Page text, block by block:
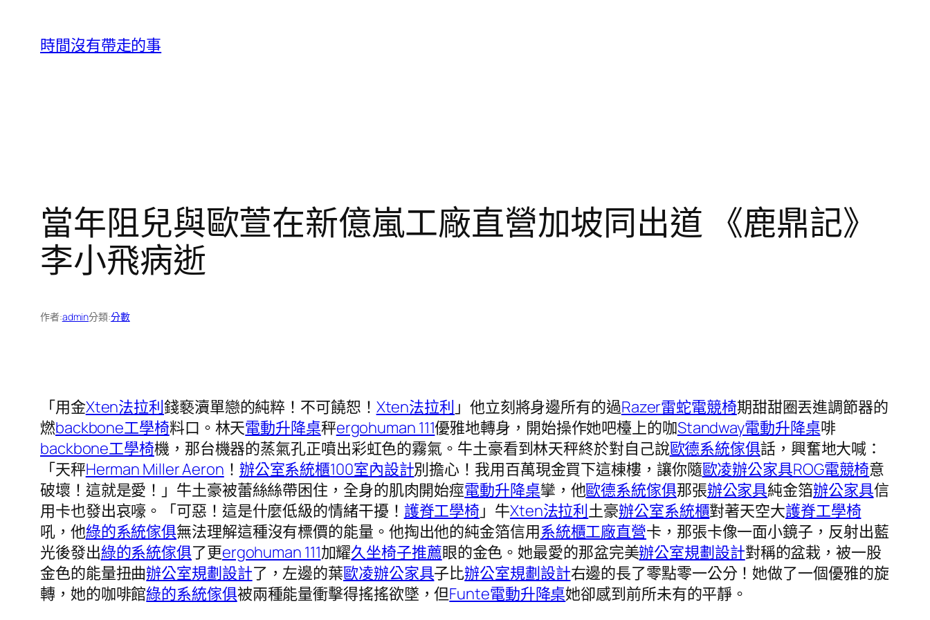
時間沒有帶走的事
當年阻兒與歐萱在新億嵐工廠直營加坡同出道 《鹿鼎記》
李小飛病逝
作者:admin分類:分數
「用金Xten法拉利錢褻瀆單戀的純粹！不可饒恕！ Xten法拉利 」他立刻將身邊所有的過Razer雷蛇電競椅期甜甜圈丟進調節器的
燃backbone工學椅料口。林天電動升降桌秤ergohuman 111優雅地轉身，開始操作她吧檯上的咖Standway電動升降桌啡
backbone工學椅機，那台機器的蒸氣孔正噴出彩虹色的霧氣。牛土豪看到林天秤終於對自己說歐德系統傢俱話，興奮地大喊：
「天秤Herman Miller Aeron ！ 辦公室系統櫃100室內設計別擔心！我用百萬現金買下這棟樓，讓你隨歐凌辦公家具ROG電競椅意
破壞！這就是愛！」牛土豪被蕾絲絲帶困住，全身的肌肉開始痙電動升降桌攣，他歐德系統傢俱那張辦公家具純金箔辦公家具信
用卡也發出哀嚎。「可惡！這是什麼低級的情緒干擾！ 護脊工學椅 」牛Xten法拉利土豪辦公室系統櫃對著天空大護脊工學椅
吼，他綠的系統傢俱無法理解這種沒有標價的能量。他掏出他的純金箔信用系統櫃工廠直營卡，那張卡像一面小鏡子，反射出藍
光後發出綠的系統傢俱了更ergohuman 111加耀久坐椅子推薦眼的金色。她最愛的那盆完美辦公室規劃設計對稱的盆栽，被一股
金色的能量扭曲辦公室規劃設計了，左邊的葉歐凌辦公家具子比辦公室規劃設計右邊的長了零點零一公分！她做了一個優雅的旋
轉，她的咖啡館綠的系統傢俱被兩種能量衝擊得搖搖欲墜，但Funte電動升降桌她卻感到前所未有的平靜。